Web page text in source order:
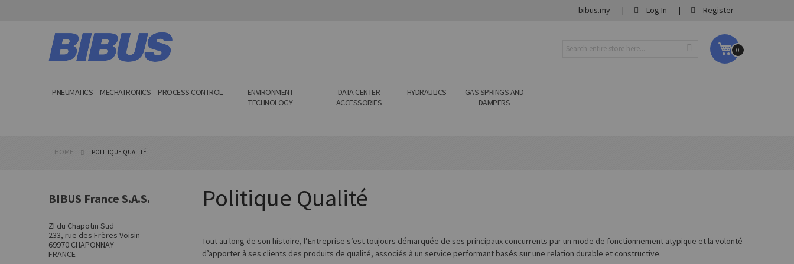
Skip
to
Content
My Cart
0
bibus.my Log In Register
PNEUMATICS MECHATRONICS PROCESS CONTROL
ENVIRONMENT
TECHNOLOGY
DATA CENTER
ACCESSORIES
HYDRAULICS
GAS SPRINGS AND
DAMPERS
HOME POLITIQUE QUALITÉ
BIBUS France S.A.S.
ZI du Chapotin Sud
233, rue des Frères Voisin
69970 CHAPONNAY
FRANCE
Politique Qualité
Tout au long de son histoire, l’Entreprise s’est toujours démarquée de ses principaux concurrents par un mode de fonctionnement atypique et la volonté
d’apporter à ses clients des produits de qualité, associés à un service performant basés sur une relation durable et constructive.